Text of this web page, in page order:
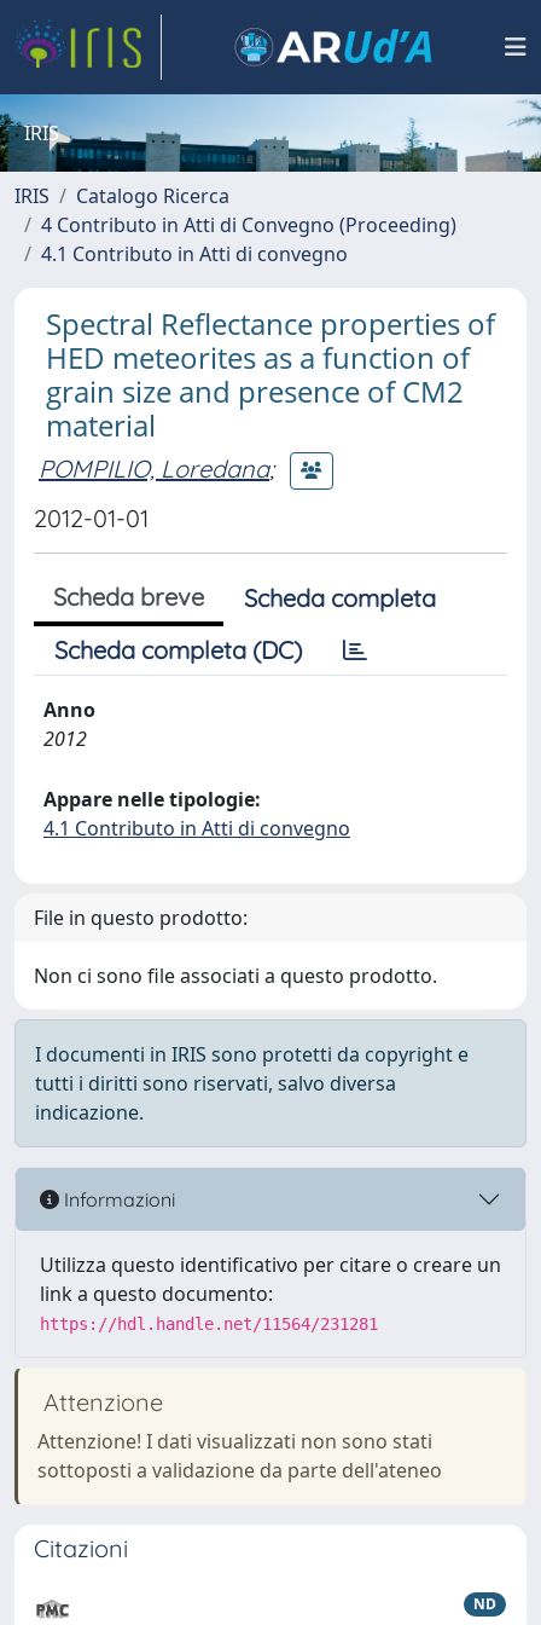
IRIS
IRIS
Catalogo Ricerca
4 Contributo in Atti di Convegno (Proceeding)
4.1 Contributo in Atti di convegno
Spectral Reflectance properties of
HED meteorites as a function of
grain size and presence of CM2
material
POMPILIO, Loredana;
2012-01-01
Scheda breve
Scheda completa
Scheda completa (DC)
Anno
2012
Appare nelle tipologie:
4.1 Contributo in Atti di convegno
File in questo prodotto:
Non ci sono file associati a questo prodotto.
I documenti in IRIS sono protetti da copyright e
tutti i diritti sono riservati, salvo diversa
indicazione.
Informazioni
Utilizza questo identificativo per citare o creare un
link a questo documento:
https://hdl.handle.net/11564/231281
Attenzione
Attenzione! I dati visualizzati non sono stati
sottoposti a validazione da parte dell'ateneo
Citazioni
ND